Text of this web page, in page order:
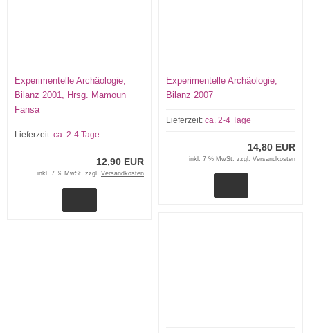
Experimentelle Archäologie,
Bilanz 2001, Hrsg. Mamoun
Fansa
Lieferzeit: ca. 2-4 Tage
12,90 EUR
inkl. 7 % MwSt. zzgl. Versandkosten
Experimentelle Archäologie,
Bilanz 2007
Lieferzeit: ca. 2-4 Tage
14,80 EUR
inkl. 7 % MwSt. zzgl. Versandkosten